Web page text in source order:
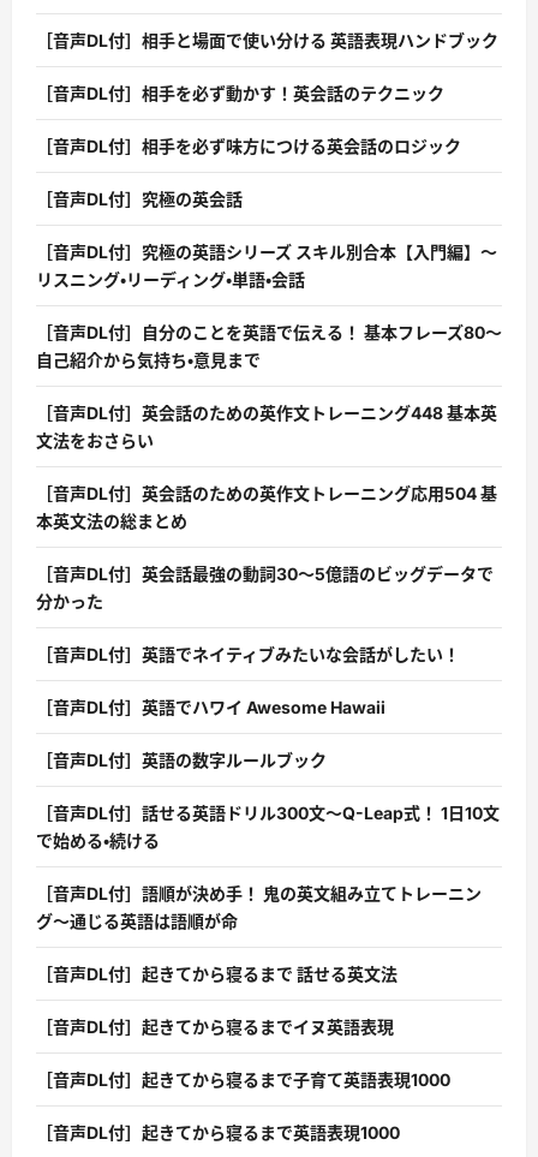
［音声DL付］相手と場面で使い分ける 英語表現ハンドブック
［音声DL付］相手を必ず動かす！英会話のテクニック
［音声DL付］相手を必ず味方につける英会話のロジック
［音声DL付］究極の英会話
［音声DL付］究極の英語シリーズ スキル別合本【入門編】〜
リスニング・リーディング・単語・会話
［音声DL付］自分のことを英語で伝える！ 基本フレーズ80〜
自己紹介から気持ち・意見まで
［音声DL付］英会話のための英作文トレーニング448 基本英
文法をおさらい
［音声DL付］英会話のための英作文トレーニング応用504 基
本英文法の総まとめ
［音声DL付］英会話最強の動詞30〜5億語のビッグデータで
分かった
［音声DL付］英語でネイティブみたいな会話がしたい！
［音声DL付］英語でハワイ Awesome Hawaii
［音声DL付］英語の数字ルールブック
［音声DL付］話せる英語ドリル300文〜Q-Leap式！ 1日10文
で始める・続ける
［音声DL付］語順が決め手！ 鬼の英文組み立てトレーニン
グ〜通じる英語は語順が命
［音声DL付］起きてから寝るまで 話せる英文法
［音声DL付］起きてから寝るまでイヌ英語表現
［音声DL付］起きてから寝るまで子育て英語表現1000
［音声DL付］起きてから寝るまで英語表現1000